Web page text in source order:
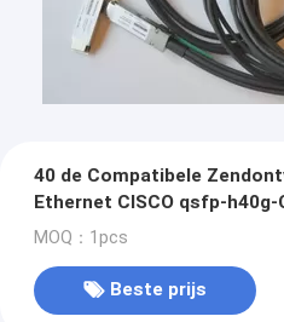
40 de Compatibele
Ethernet CISCO qsfp-h40g-
MOQ：1pcs
Beste prijs